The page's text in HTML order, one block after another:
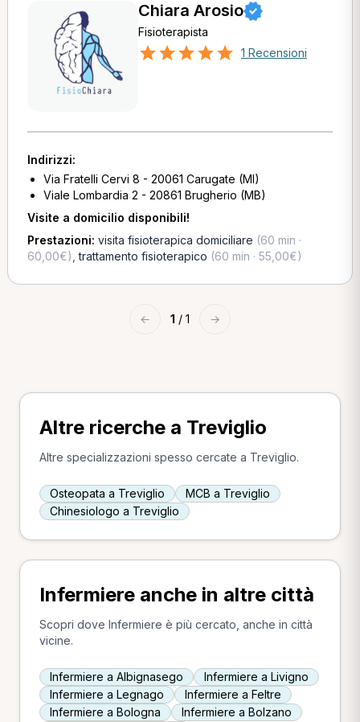
Chiara Arosio
Fisioterapista
1 Recensioni
Indirizzi:
Via Fratelli Cervi 8 - 20061 Carugate (MI)
Viale Lombardia 2 - 20861 Brugherio (MB)
Visite a domicilio disponibili!
Prestazioni: visita fisioterapica domiciliare (60 min ·
60,00€) ,trattamento fisioterapico (60 min · 55,00€)
← 1 / 1 →
Altre ricerche a Treviglio
Altre specializzazioni spesso cercate a Treviglio.
Osteopata a Treviglio
MCB a Treviglio
Chinesiologo a Treviglio
Infermiere anche in altre città
Scopri dove Infermiere è più cercato, anche in città
vicine.
Infermiere a Albignasego
Infermiere a Livigno
Infermiere a Legnago
Infermiere a Feltre
Infermiere a Bologna
Infermiere a Bolzano